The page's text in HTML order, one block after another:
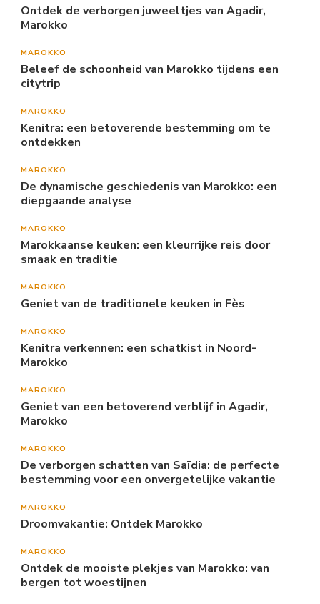
Ontdek de verborgen juweeltjes van Agadir,
Marokko
MAROKKO
Beleef de schoonheid van Marokko tijdens een
citytrip
MAROKKO
Kenitra: een betoverende bestemming om te
ontdekken
MAROKKO
De dynamische geschiedenis van Marokko: een
diepgaande analyse
MAROKKO
Marokkaanse keuken: een kleurrijke reis door
smaak en traditie
MAROKKO
Geniet van de traditionele keuken in Fès
MAROKKO
Kenitra verkennen: een schatkist in Noord-
Marokko
MAROKKO
Geniet van een betoverend verblijf in Agadir,
Marokko
MAROKKO
De verborgen schatten van Saïdia: de perfecte
bestemming voor een onvergetelijke vakantie
MAROKKO
Droomvakantie: Ontdek Marokko
MAROKKO
Ontdek de mooiste plekjes van Marokko: van
bergen tot woestijnen